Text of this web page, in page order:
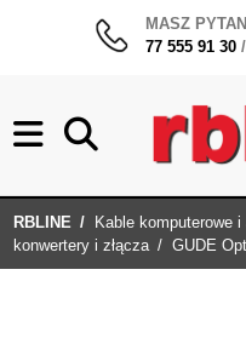
MASZ
77 555 91 30 /
RBLINE Kable komputerowe i
konwertery i złącza
GUDE